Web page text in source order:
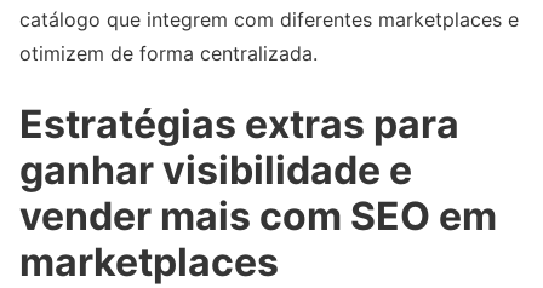
catálogo que integrem com diferentes marketplaces e
otimizem de forma centralizada.
Estratégias extras para
ganhar visibilidade e
vender mais com SEO em
marketplaces